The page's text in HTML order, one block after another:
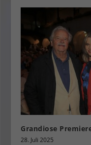
Grandiose
28. Juli 2025